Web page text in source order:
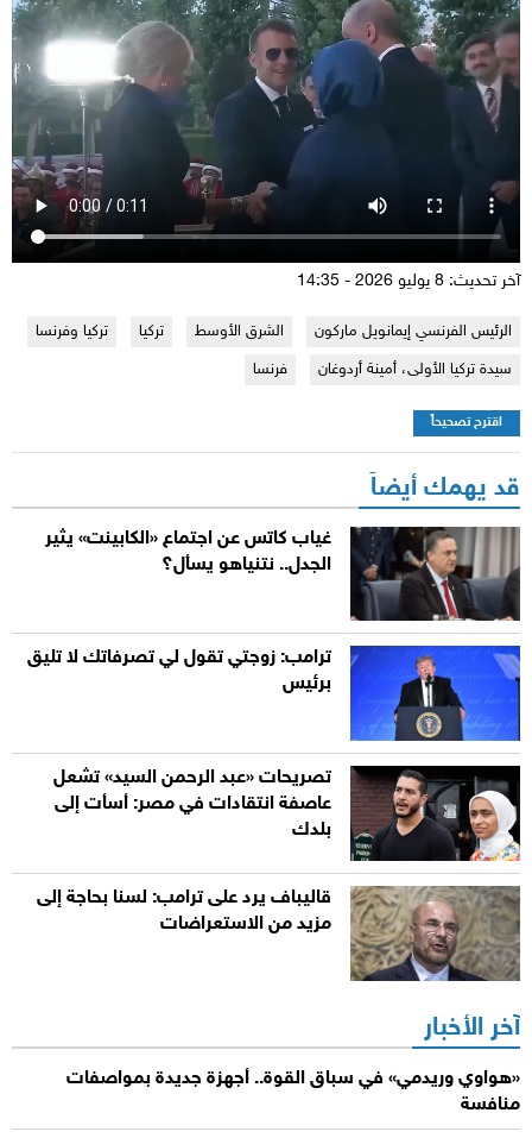
آخر تحديث: 8 يوليو 2026 - 14:35
الرئيس الفرنسي إيمانويل ماركون الشرق الأوسط تركيا
تركيا وفرنسا
سيدة تركيا الأولى، أمينة أردوغان
فرنسا
اقترح تصحيحاً
قد يهمك أيضاً
غياب كاتس عن اجتماع «الكابينت» يثير
الجدل.. نتنياهو يسأل؟
ترامب: زوجتي تقول لي تصرفاتك لا تليق
برئيس
تصريحات «عبد الرحمن السيد» تشعل
عاصفة انتقادات في مصر: أسأت إلى
بلدك
قاليباف يرد على ترامب: لسنا بحاجة إلى
مزيد من الاستعراضات
آخر الأخبار
«هواوي وريدمي» في سباق القوة.. أجهزة جديدة بمواصفات
منافسة